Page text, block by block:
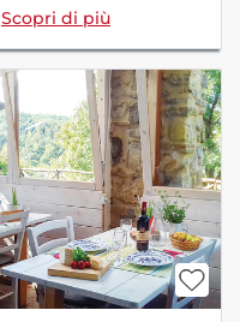
Scopri di più